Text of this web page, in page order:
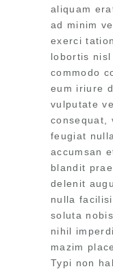
aliquam
ad minim
exerci
lobortis
commodo
eum iriure
vulputate
consequat,
feugiat
accumsan
blandit
delenit
nulla
soluta
nihil
mazim
Typi non